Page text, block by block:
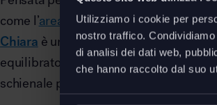
Utilizziamo i cookie per
nostro traffico.
di analisi dei dati web,
che hanno raccolto dal suo
come l’area convegni, l’area breako la
Chiara è una sedia caratterizzata da
equilibrato, che gioca con le
schienale proposti in polipropilene a